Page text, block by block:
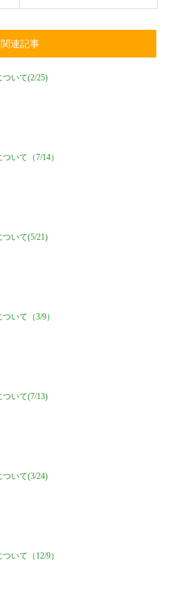
関連記事
ついて(2/25)
いて（7/14）
ついて(5/21)
いて（3/9）
ついて(7/13)
ついて(3/24)
いて（12/9）